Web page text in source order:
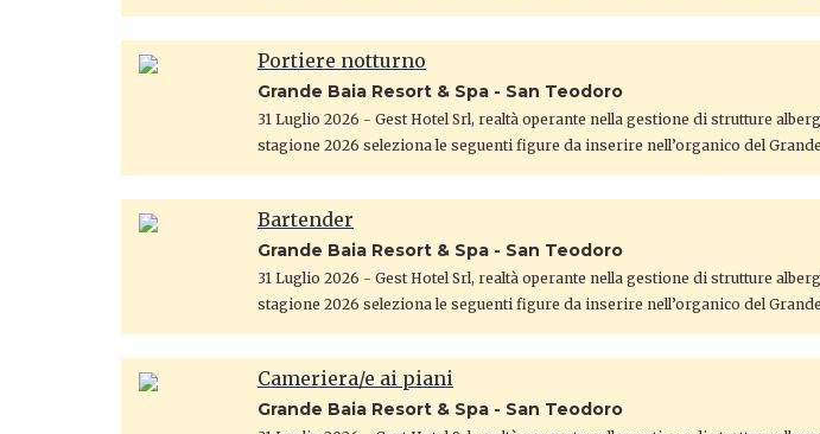
Portiere notturno
Grande Baia Resort & Spa - San Teodoro
31 Luglio 2026 - Gest Hotel Srl, realtà operante nella gestione di strutture
stagione 2026 seleziona le seguenti figure da inserire nell’organico del
Bartender
Grande Baia Resort & Spa - San Teodoro
31 Luglio 2026 - Gest Hotel Srl, realtà operante nella gestione di strutture
stagione 2026 seleziona le seguenti figure da inserire nell’organico del
Cameriera/e ai piani
Grande Baia Resort & Spa - San Teodoro